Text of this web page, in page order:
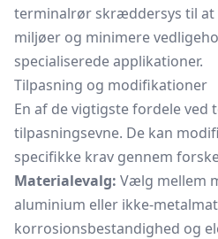
terminalrør skræddersys til at
miljøer og minimere
specialiserede applikationer.
Tilpasning og modifikationer
En af de vigtigste fordele ved
tilpasningsevne. De kan
specifikke krav gennem
Materialevalg: Vælg mellem
aluminium eller ikke-
korrosionsbestandighed og